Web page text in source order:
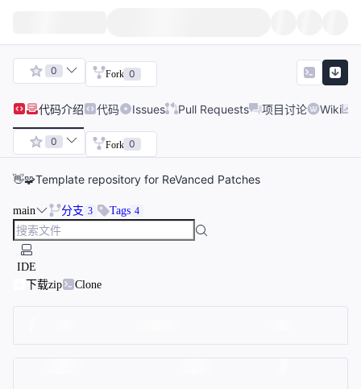
0 Fork 0
代码介绍 代码 Issues Pull Requests 项目讨论 Wiki
0 Fork 0
👋🧩Template repository for ReVanced Patches
main 分支 3 Tags 4
IDE
下载zip
Clone